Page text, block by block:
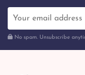
No spam. Unsubscribe